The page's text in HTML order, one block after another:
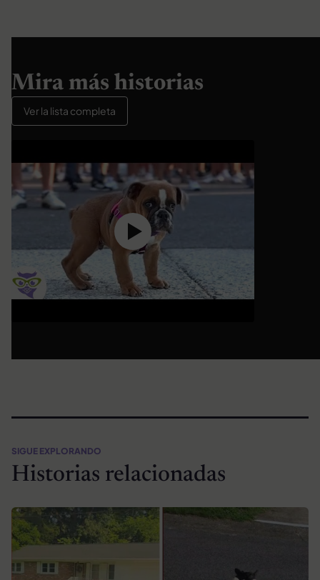
Mira más historias
Ver la lista completa
SIGUE EXPLORANDO
Historias relacionadas